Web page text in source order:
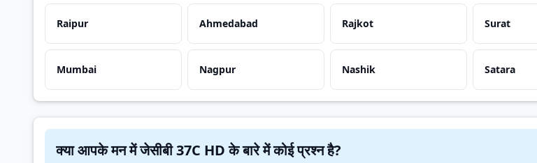
Raipur Ahmedabad Rajkot Surat
Mumbai Nagpur Nashik Satara
क्या आपके मन में जेसीबी 37C HD के बारे में कोई प्रश्न है?